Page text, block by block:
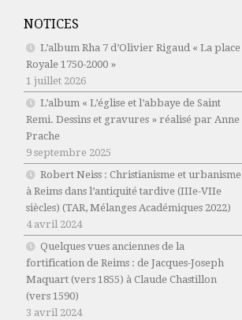
NOTICES
L’album Rha 7 d’Olivier Rigaud « La place
Royale 1750-2000 »
1 juillet 2026
L’album « L’église et l’abbaye de Saint
Remi. Dessins et gravures » réalisé par Anne
Prache
9 septembre 2025
Robert Neiss : Christianisme et urbanisme
à Reims dans l’antiquité tardive (IIIe-VIIe
siècles) (TAR, Mélanges Académiques 2022)
4 avril 2024
Quelques vues anciennes de la
fortification de Reims : de Jacques-Joseph
Maquart (vers 1855) à Claude Chastillon
(vers 1590)
3 avril 2024